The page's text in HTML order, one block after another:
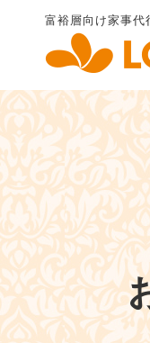
富裕層向け家事代